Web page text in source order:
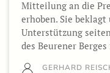
Mitteilung an die
erhoben. Sie
Unterstützung
des Beurener
GERHARD